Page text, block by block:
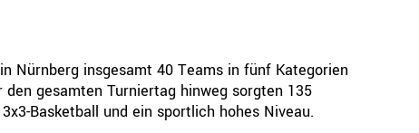
Nürnberg insgesamt 40 Teams in fünf Kategorien
gesamten Turniertag hinweg sorgten 135
Basketball und ein sportlich hohes Niveau.